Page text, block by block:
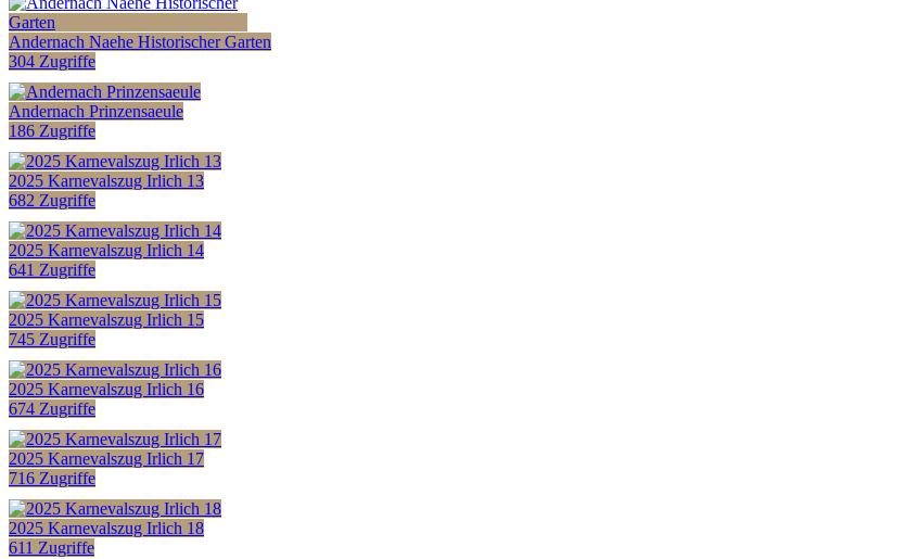
Andernach Naehe Historischer Garten
304 Zugriffe
Andernach Prinzensaeule
186 Zugriffe
2025 Karnevalszug Irlich 13
682 Zugriffe
2025 Karnevalszug Irlich 14
641 Zugriffe
2025 Karnevalszug Irlich 15
745 Zugriffe
2025 Karnevalszug Irlich 16
674 Zugriffe
2025 Karnevalszug Irlich 17
716 Zugriffe
2025 Karnevalszug Irlich 18
611 Zugriffe